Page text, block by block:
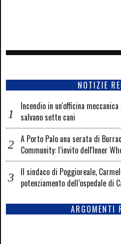
NOTIZIE
Incendio in un'officina
salvano sette cani
A Porto Palo una serata di
Community: l’invito dell'Inner
Il sindaco di Poggioreale,
potenziamento dell’ospedale di
ARGOMENTI